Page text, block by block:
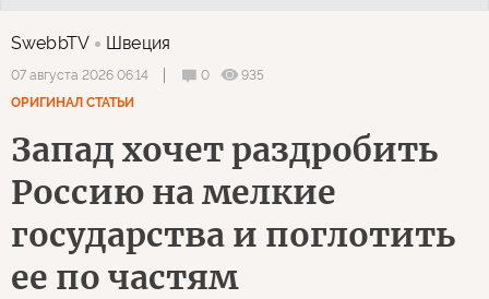
SwebbTV Швеция
07 августа 2026 06:14 0
935
ОРИГИНАЛ СТАТЬИ
Запад хочет раздробить
Россию на мелкие
государства и поглотить
ее по частям